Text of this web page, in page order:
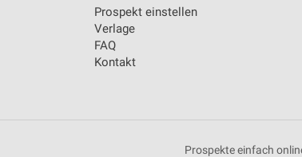
Prospekt einstellen
Verlage
FAQ
Kontakt
Prospekte einfach